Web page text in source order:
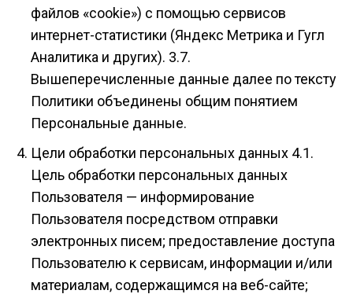
файлов «cookie») с помощью сервисов
интернет-статистики (Яндекс Метрика и Гугл
Аналитика и других). 3.7.
Вышеперечисленные данные далее по тексту
Политики объединены общим понятием
Персональные данные.
Цели обработки персональных данных 4.1.
Цель обработки персональных данных
Пользователя — информирование
Пользователя посредством отправки
электронных писем; предоставление доступа
Пользователю к сервисам, информации и/или
материалам, содержащимся на веб-сайте;